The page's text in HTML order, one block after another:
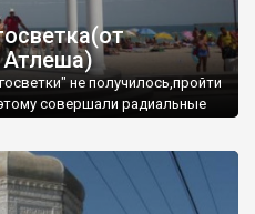
Атлеша)
не получилось,пройти
совершали радиальные